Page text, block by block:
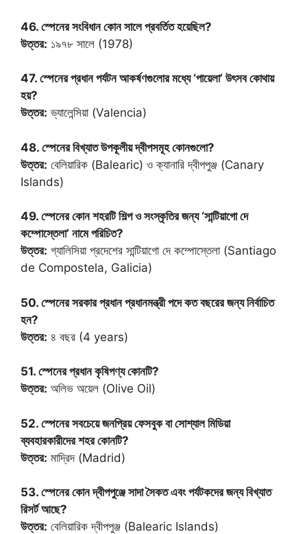
46. স্পেনের সংবিধান কোন সালে প্রবর্তিত হয়েছিল?
উত্তর: ১৯৭৮ সালে (1978)
47. স্পেনের প্রধান পর্যটন আকর্ষণগুলোর মধ্যে ‘পায়েলা’ উৎসব কোথায়
হয়?
উত্তর: ভ্যালেন্সিয়া (Valencia)
48. স্পেনের বিখ্যাত উপকূলীয় দ্বীপসমূহ কোনগুলো?
উত্তর: বেলিয়ারিক (Balearic) ও ক্যানারি দ্বীপপুঞ্জ (Canary
Islands)
49. স্পেনের কোন শহরটি শিল্প ও সংস্কৃতির জন্য ‘সান্টিয়াগো দে
কম্পোস্তেলা’ নামে পরিচিত?
উত্তর: গ্যালিসিয়া প্রদেশের সান্টিয়াগো দে কম্পোস্তেলা (Santiago
de Compostela, Galicia)
50. স্পেনের সরকার প্রধান প্রধানমন্ত্রী পদে কত বছরের জন্য নির্বাচিত
হন?
উত্তর: ৪ বছর (4 years)
51. স্পেনের প্রধান কৃষিপণ্য কোনটি?
উত্তর: অলিভ অয়েল (Olive Oil)
52. স্পেনের সবচেয়ে জনপ্রিয় ফেসবুক বা সোশ্যাল মিডিয়া
ব্যবহারকারীদের শহর কোনটি?
উত্তর: মাদ্রিদ (Madrid)
53. স্পেনের কোন দ্বীপপুঞ্জে সাদা সৈকত এবং পর্যটকদের জন্য বিখ্যাত
রিসর্ট আছে?
উত্তর: বেলিয়ারিক দ্বীপপুঞ্জ (Balearic Islands)